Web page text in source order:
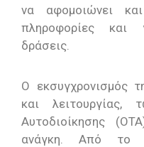
να αφομοιώνει
πληροφορίες και
δράσεις.
Ο εκσυγχρονισμός
και λειτουργίας,
Αυτοδιοίκησης
ανάγκη. Από το